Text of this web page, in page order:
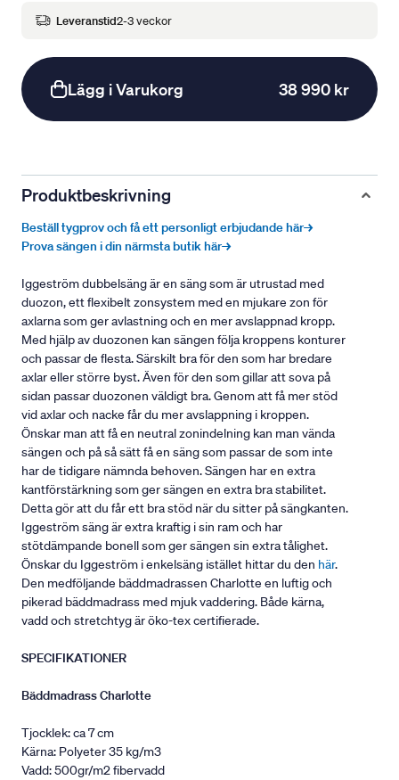
Leveranstid2-3 veckor
Lägg i Varukorg 38 990 kr
Produktbeskrivning
Beställ tygprov och få ett personligt erbjudande här→
Prova sängen i din närmsta butik här→
Iggeström dubbelsäng är en säng som är utrustad med
duozon, ett flexibelt zonsystem med en mjukare zon för
axlarna som ger avlastning och en mer avslappnad kropp.
Med hjälp av duozonen kan sängen följa kroppens konturer
och passar de flesta. Särskilt bra för den som har bredare
axlar eller större byst. Även för den som gillar att sova på
sidan passar duozonen väldigt bra. Genom att få mer stöd
vid axlar och nacke får du mer avslappning i kroppen.
Önskar man att få en neutral zonindelning kan man vända
sängen och på så sätt få en säng som passar de som inte
har de tidigare nämnda behoven. Sängen har en extra
kantförstärkning som ger sängen en extra bra stabilitet.
Detta gör att du får ett bra stöd när du sitter på sängkanten.
Iggeström säng är extra kraftig i sin ram och har
stötdämpande bonell som ger sängen sin extra tålighet.
Önskar du Iggeström i enkelsäng istället hittar du den här.
Den medföljande bäddmadrassen Charlotte en luftig och
pikerad bäddmadrass med mjuk vaddering. Både kärna,
vadd och stretchtyg är öko-tex certifierade.
SPECIFIKATIONER
Bäddmadrass Charlotte
Tjocklek: ca 7 cm
Kärna: Polyeter 35 kg/m3
Vadd: 500gr/m2 fibervadd